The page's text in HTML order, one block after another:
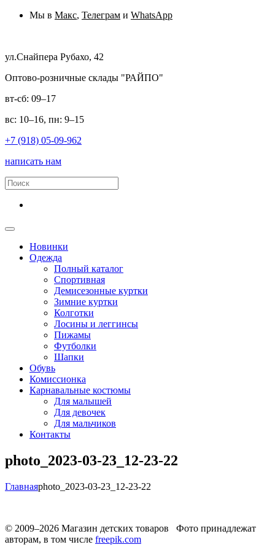
Мы в Макс, Телеграм и WhatsApp
ул.Снайпера Рубахо, 42
Оптово-розничные склады "РАЙПО"
вт-сб: 09–17
вс: 10–16, пн: 9–15
+7 (918) 05-09-962
написать нам
Новинки
Одежда
Полный каталог
Спортивная
Демисезонные куртки
Зимние куртки
Колготки
Лосины и леггинсы
Пижамы
Футболки
Шапки
Обувь
Комиссионка
Карнавальные костюмы
Для малышей
Для девочек
Для мальчиков
Контакты
photo_2023-03-23_12-23-22
Главнаяphoto_2023-03-23_12-23-22
© 2009–2026 Магазин детских товаров Фото принадлежат
авторам, в том числе freepik.com